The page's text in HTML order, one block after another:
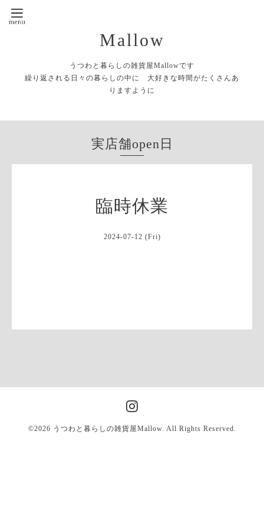
Mallow
うつわと暮らしの雑貨屋Mallowです
繰り返される日々の暮らしの中に 大好きな時間がたくさんあ
りますように
実店舗open日
臨時休業
2024-07-12 (Fri)
©2026 うつわと暮らしの雑貨屋Mallow. All Rights Reserved.